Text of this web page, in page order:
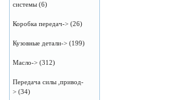
системы (6)
Коробка передач-> (26)
Кузовные детали-> (199)
Масло-> (312)
Передача силы ,привод-
> (34)